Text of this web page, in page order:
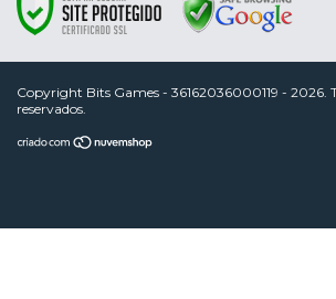
Copyright Bits Games - 36162036000119 - 2026.
reservados.